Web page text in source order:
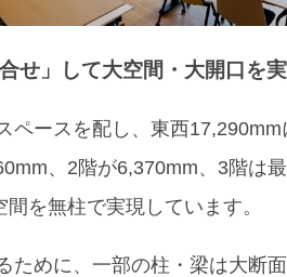
せ」して大空間・大開口を
ペースを配し、東西
、2階が6,370mm、3階は
を無柱で実現しています。
ために、一部の柱・梁は大断